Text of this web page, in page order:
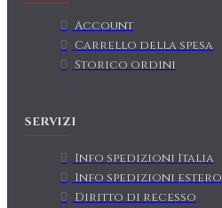
Account
Carrello della spesa
Storico ordini
SERVIZI
Info spedizioni Italia
Info spedizioni estero
Diritto di recesso